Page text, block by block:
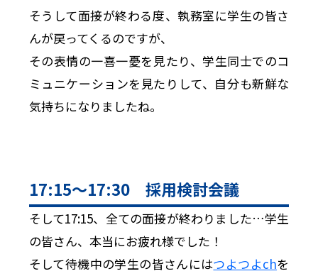
そうして面接が終わる度、執務室に学生の皆さ
んが戻ってくるのですが、
その表情の一喜一憂を見たり、学生同士でのコ
ミュニケーションを見たりして、自分も新鮮な
気持ちになりましたね。
17:15〜17:30 採用検討会議
そして17:15、全ての面接が終わりました…学生
の皆さん、本当にお疲れ様でした！
そして待機中の学生の皆さんにはつよつよchを